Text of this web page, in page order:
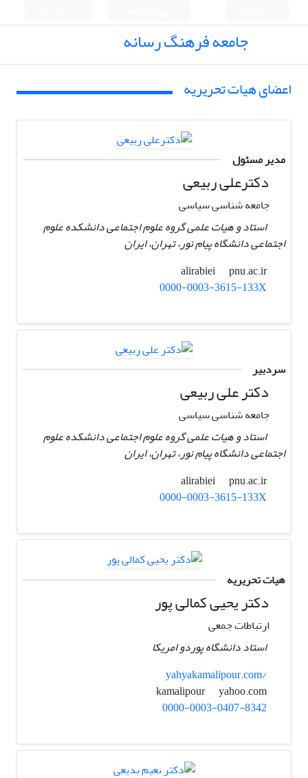
جامعه فرهنگ رسانه
اعضای هیات تحریریه
مدیر مسئول
دکترعلی ربیعی
جامعه شناسی سیاسی
استاد و هیات علمی گروه علوم اجتماعی دانشکده علوم
اجتماعی دانشگاه پیام نور، تهران، ایران ‏
alirabiei
pnu.ac.ir
0000-0003-3615-133X
سردبیر
دکتر علی ربیعی
جامعه شناسی سیاسی
استاد و هیات علمی گروه علوم اجتماعی دانشکده علوم
اجتماعی دانشگاه پیام نور، تهران، ایران ‏
alirabiei
pnu.ac.ir
0000-0003-3615-133X
هیات تحریریه
دکتر یحیی کمالی پور
ارتباطات جمعی
استاد دانشگاه پوردو امریکا
yahyakamalipour.com/
yahoo.com
0000-0003-0407-8342